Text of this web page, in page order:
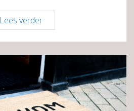
Lees verderVoordelig
bezorgen
tijdens
lockdown